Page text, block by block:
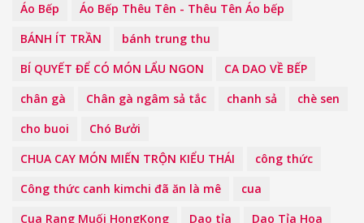
Áo Bếp
Áo Bếp Thêu Tên - Thêu Tên Áo bếp
BÁNH ÍT TRẦN
bánh trung thu
BÍ QUYẾT ĐỂ CÓ MÓN LẨU NGON
CA DAO VỀ BẾP
chân gà
Chân gà ngâm sả tắc chanh sả
chè sen
cho buoi
Chó Bưởi
CHUA CAY MÓN MIẾN TRỘN KIỂU THÁI
công thức
Công thức canh kimchi đã ăn là mê
cua
Cua Rang Muối HongKong
Dao tỉa
Dao Tỉa Hoa